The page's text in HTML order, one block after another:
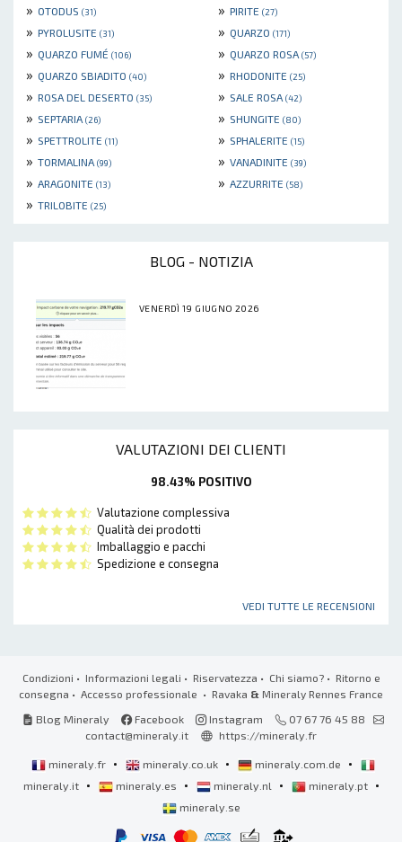
» OTODUS (31) » PIRITE (27)
» PYROLUSITE (31) » QUARZO (171)
» QUARZO FUMÉ (106) » QUARZO ROSA (57)
» QUARZO SBIADITO (40) » RHODONITE (25)
» ROSA DEL DESERTO (35) » SALE ROSA (42)
» SEPTARIA (26) » SHUNGITE (80)
» SPETTROLITE (11) » SPHALERITE (15)
» TORMALINA (99) » VANADINITE (39)
» ARAGONITE (13) » AZZURRITE (58)
» TRILOBITE (25)
BLOG - NOTIZIA
VENERDÌ 19 GIUGNO 2026
VALUTAZIONI DEI CLIENTI
98.43% POSITIVO
Valutazione complessiva
Qualità dei prodotti
Imballaggio e pacchi
Spedizione e consegna
VEDI TUTTE LE RECENSIONI
Condizioni • Informazioni legali • Riservatezza • Chi siamo?• Ritorno e
consegna • Accesso professionale • Ravaka & Mineraly Rennes France
Blog Mineraly
Facebook Instagram
07 67 76 45 88
contact@mineraly.it
https://mineraly.fr
mineraly.fr • mineraly.co.uk • mineraly.com.de •
mineraly.it • mineraly.es • mineraly.nl • mineraly.pt •
mineraly.se